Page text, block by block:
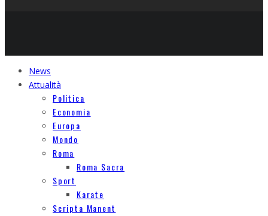
News
Attualità
Politica
Economia
Europa
Mondo
Roma
Roma Sacra
Sport
Karate
Scripta Manent